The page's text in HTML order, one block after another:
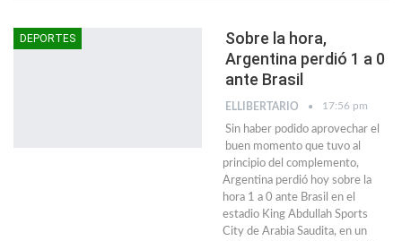
DEPORTES
Sobre la hora,
Argentina perdió 1 a 0
ante Brasil
ELLIBERTARIO 17:56 pm
Sin haber podido aprovechar el
buen momento que tuvo al
principio del complemento,
Argentina perdió hoy sobre la
hora 1 a 0 ante Brasil en el
estadio King Abdullah Sports
City de Arabia Saudita, en un